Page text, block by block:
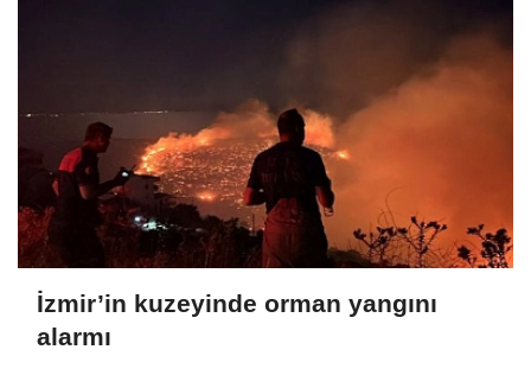
İzmir’in kuzeyinde orman yangını
alarmı